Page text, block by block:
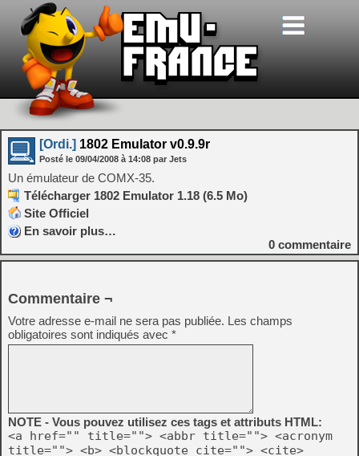
[Ordi.] 1802 Emulator v0.9.9r
Posté le 09/04/2008 à 14:08 par Jets
Un émulateur de COMX-35.
Télécharger 1802 Emulator 1.18 (6.5 Mo)
Site Officiel
En savoir plus…
0 commentaire
Commentaire ¬
Votre adresse e-mail ne sera pas publiée. Les champs
obligatoires sont indiqués avec *
NOTE - Vous pouvez utilisez ces tags et attributs HTML:
<a href="" title=""> <abbr title=""> <acronym
title=""> <b> <blockquote cite=""> <cite>